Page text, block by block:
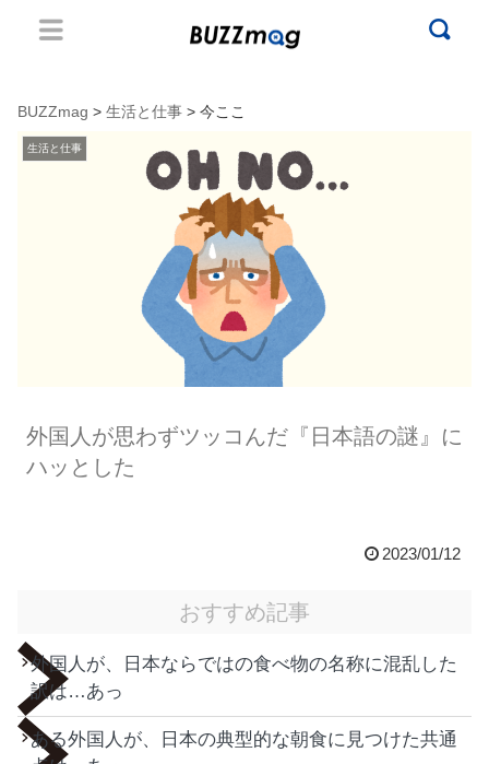
BUZZmag > 生活と仕事 > 今ここ
生活と仕事
外国人が思わずツッコんだ『日本語の謎』に
ハッとした
2023/01/12
おすすめ記事
外国人が、日本ならではの食べ物の名称に混乱した
訳は…あっ
ある外国人が、日本の典型的な朝食に見つけた共通